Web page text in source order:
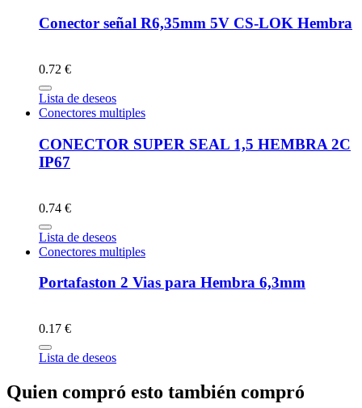
Conector señal R6,35mm 5V CS-LOK Hembra
0.72 €
Lista de deseos
Conectores multiples
CONECTOR SUPER SEAL 1,5 HEMBRA 2C
IP67
0.74 €
Lista de deseos
Conectores multiples
Portafaston 2 Vias para Hembra 6,3mm
0.17 €
Lista de deseos
Quien compró esto también compró